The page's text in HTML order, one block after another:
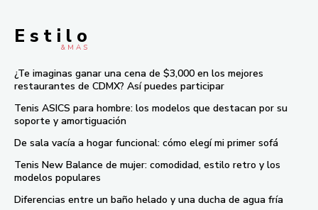
E s t i l o
& M À S
¿Te imaginas ganar una cena de $3,000 en los mejores
restaurantes de CDMX? Así puedes participar
Tenis ASICS para hombre: los modelos que destacan por su
soporte y amortiguación
De sala vacía a hogar funcional: cómo elegí mi primer sofá
Tenis New Balance de mujer: comodidad, estilo retro y los
modelos populares
Diferencias entre un baño helado y una ducha de agua fría